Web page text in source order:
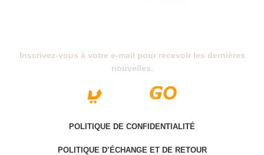
Inscrivez-vous à votre e-mail pour recevoir les dernières
nouvelles.
POLITIQUE DE CONFIDENTIALITÉ
POLITIQUE D’ÉCHANGE ET DE RETOUR